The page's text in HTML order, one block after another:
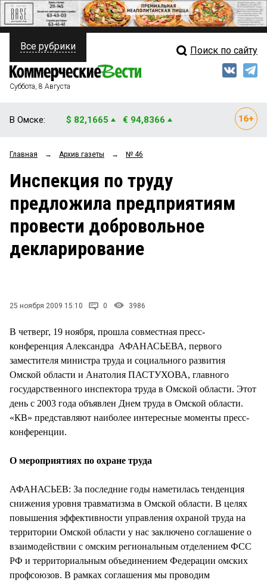
ПОЛИТИКА
ФИНАНСЫ
ОБЩЕСТВО
ЗАКОН
НОВОСТИ КОМПАНИЙ
Свежий выпуск
Рейтинги
Блоги
Архив
Все рубрики Поиск по сайту
Суббота, 8 Августа
В Омске: $ 82,1665 € 94,8366
Главная → Архив газеты → № 46
Инспекция по труду
предложила предприятиям
провести добровольное
декларирование
25 ноября 2009 15:10 0 3986
В четверг, 19 ноября, прошла совместная пресс-
конференция Александра АФАНАСЬЕВА, первого
заместителя министра труда и социального развития
Омской области и Анатолия ПАСТУХОВА, главного
государственного инспектора труда в Омской области. Этот
день с 2003 года объявлен Днем труда в Омской области.
«КВ» представляют наиболее интересные моменты пресс-
конференции.
О мероприятиях по охране труда
АФАНАСЬЕВ: За последние годы наметилась тенденция
снижения уровня травматизма в Омской области. В целях
повышения эффективности управления охраной труда на
территории Омской области у нас заключено соглашение о
взаимодействии с омским региональным отделением ФСС
РФ и территориальным объединением Федерации омских
профсоюзов. В рамках соглашения мы проводим